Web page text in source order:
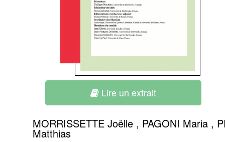
Lire un extrait
MORRISSETTE Joëlle , PAGONI Maria ,
Matthias